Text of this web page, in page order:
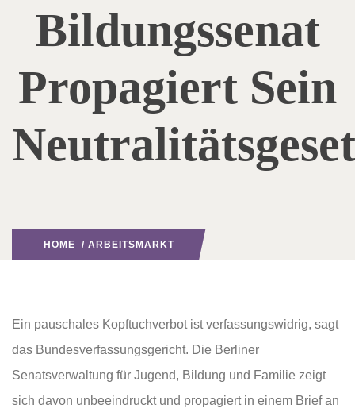
Bildungssenat
Propagiert Sein
HOME / ARBEITSMARKT
Ein pauschales Kopftuchverbot ist verfassungswidrig, sagt
das Bundesverfassungsgericht. Die Berliner
Senatsverwaltung für Jugend, Bildung und Familie zeigt
sich davon unbeeindruckt und propagiert in einem Brief an